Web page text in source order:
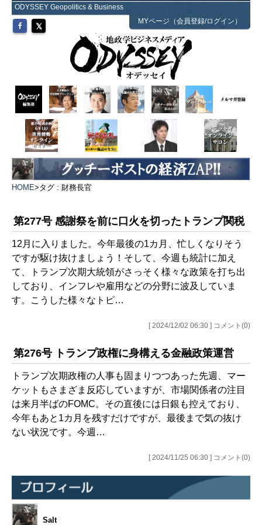
ODYSSEY Geopolitics & Business
MYページ（会員登録/ログイン）
HOME>タグ : 財務長官
第277号 感謝祭を前に口火を切ったトランプ関税
12月に入りました。今年最後の1カ月、忙しくなりそう
ですが駆け抜けましょう！そして、今週も統計に加え
て、トランプ次期大統領がさっそく様々な政策を打ち出
しており、インフレや雇用などの分野に波及していま
す。こうした様々なトピ…
[ 2024/12/02 06:30 ] コメント(0)
第276号 トランプ政権に身構える金融政策運営
トランプ次期政権の人事も固まりつつあった先週、マー
ケットもさまざま反応していますが、市場関係者の注目
は来月半ばのFOMC。その直後には日銀も控えており、
今年もあと1カ月を残すだけですが、最後まで気の抜け
ない状況です。今週…
[ 2024/11/25 06:30 ] コメント(0)
Salt